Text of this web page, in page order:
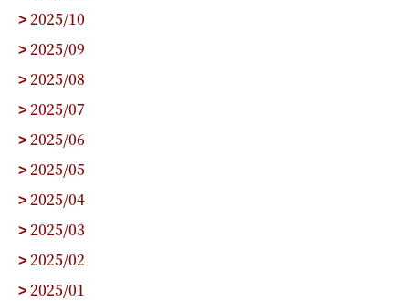
> 2025/10
> 2025/09
> 2025/08
> 2025/07
> 2025/06
> 2025/05
> 2025/04
> 2025/03
> 2025/02
> 2025/01